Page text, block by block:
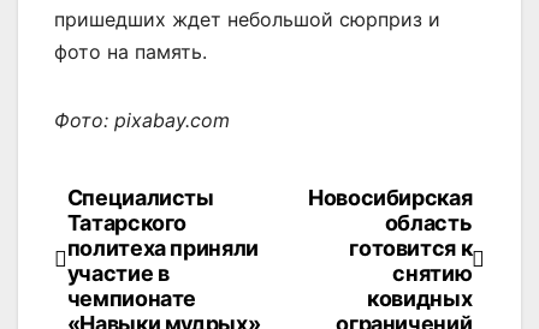
пришедших ждет небольшой сюрприз и
фото на память.
Фото: pixabay.com
Навигация
по
записям
Новосибирская
область
готовится к
снятию
ковидных
ограничений
Специалисты
Татарского
политеха приняли
участие в
чемпионате
«Навыки мудрых»